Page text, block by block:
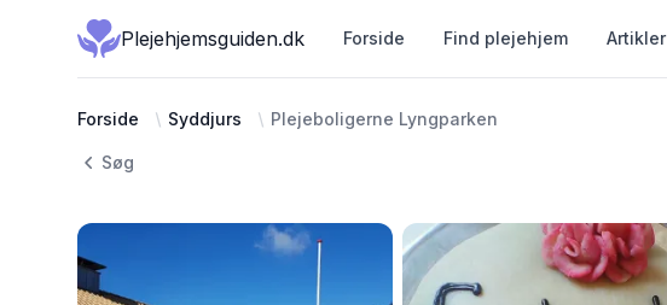
Plejehjemsguiden.dk Forside Find plejehjem Artikler
Forside Syddjurs Plejeboligerne Lyngparken
Søg